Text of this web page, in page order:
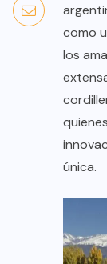
como
los
única.